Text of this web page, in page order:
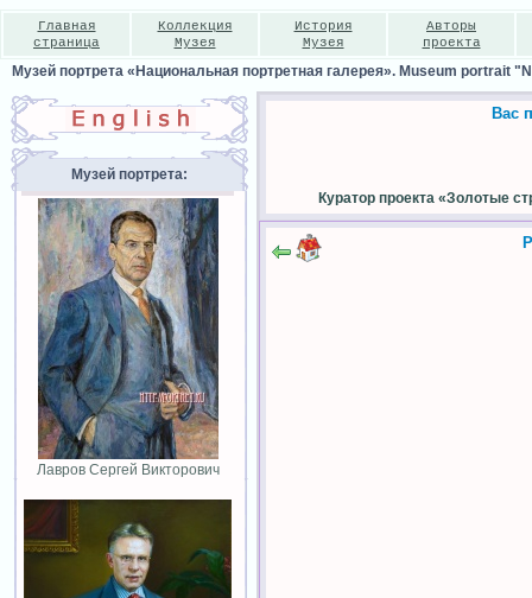
Главная
страница
Коллекция
Музея
История
Музея
Авторы
проекта
Музей портрета «Национальная портретная галерея». Museum portrait
Музей портрета:
Лавров Сергей Викторович
Вас
Куратор проекта «Золотые